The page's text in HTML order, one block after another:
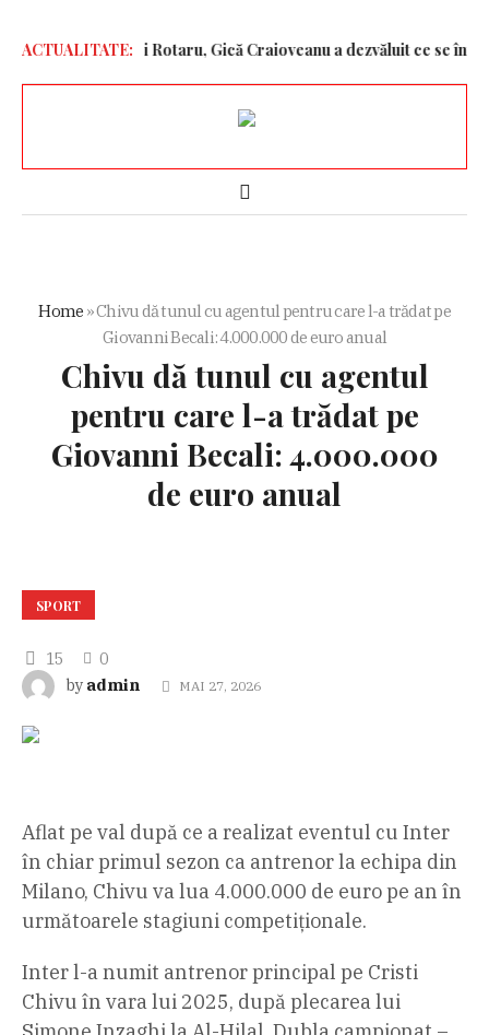
ACTUALITATE:
Prieten cu Mihai Rotaru, Gică Craioveanu a dezvăluit ce se
Home »Chivu dă tunul cu agentul pentru care l-a trădat pe
Giovanni Becali: 4.000.000 de euro anual
Chivu dă tunul cu agentul
pentru care l-a trădat pe
Giovanni Becali: 4.000.000
de euro anual
SPORT
15
0
by admin MAI 27, 2026
Aflat pe val după ce a realizat eventul cu Inter
în chiar primul sezon ca antrenor la echipa din
Milano, Chivu va lua 4.000.000 de euro pe an în
următoarele stagiuni competiționale.
Inter l-a numit antrenor principal pe Cristi
Chivu în vara lui 2025, după plecarea lui